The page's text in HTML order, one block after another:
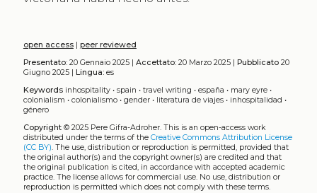
open access| peer reviewed
Presentato:20 Gennaio 2025 | Accettato:20 Marzo 2025 | Pubblicato20
Giugno 2025 | Lingua:es
Keywords inhospitality• spain • travel writing • españa • mary eyre•
colonialism • colonialismo• gender• literatura de viajes• inhospitalidad •
género
Copyright© 2025 Pere Gifra-Adroher. This is an open-access work
distributed under the terms of the Creative Commons Attribution License
(CC BY) . The use, distribution or reproduction is permitted, provided that
the original author(s) and the copyright owner(s) are credited and that
the original publication is cited, in accordance with accepted academic
practice. The license allows for commercial use. No use, distribution or
reproduction is permitted which does not comply with these terms.